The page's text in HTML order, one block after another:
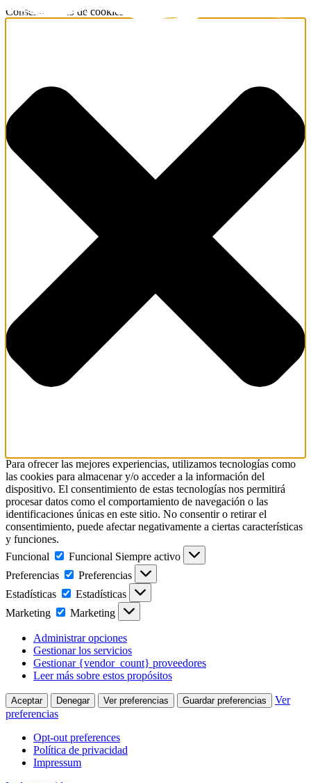
Consentimiento de cookies
Para ofrecer las mejores experiencias, utilizamos tecnologías como
las cookies para almacenar y/o acceder a la información del
dispositivo. El consentimiento de estas tecnologías nos permitirá
procesar datos como el comportamiento de navegación o las
identificaciones únicas en este sitio. No consentir o retirar el
consentimiento, puede afectar negativamente a ciertas características
y funciones.
Funcional
Funcional Siempre activo
Preferencias
Preferencias
Estadísticas
Estadísticas
Marketing
Marketing
Administrar opciones
Gestionar los servicios
Gestionar {vendor_count} proveedores
Leer más sobre estos propósitos
Aceptar Denegar Ver preferencias Guardar preferencias
Ver
preferencias
Opt-out preferences
Política de privacidad
Impressum